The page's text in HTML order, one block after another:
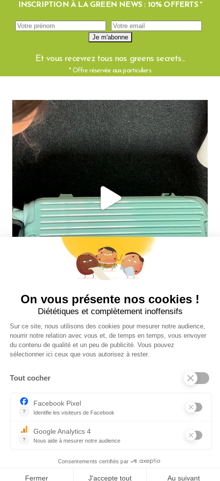
INSCRIPTION À LA GREEN NEWS : 10% OFFERTS *
Et vous recevrez tous nos greens secrets...
* Offre réservée aux particuliers
Suivez-nous sur insta !
INFOS UTILES
NOS BOUTIQUES
POLITIQUE DE COOKIES (UE)
Textez-nous !